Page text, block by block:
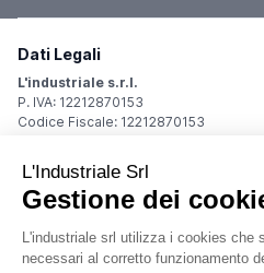
Dati Legali
L'industriale s.r.l.
P. IVA: 12212870153
Codice Fiscale: 12212870153
Sede Legale
Via Carlo Dolci, 32
20148 Milano (MI)
Italy